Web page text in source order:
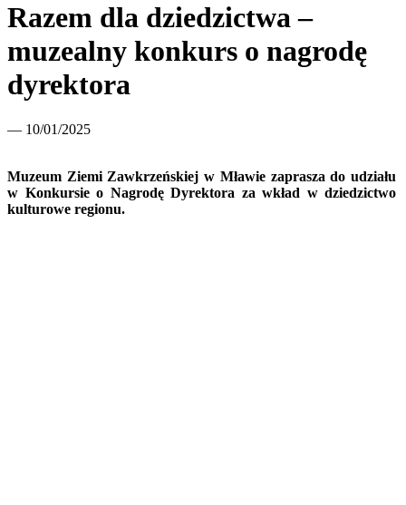
Razem dla dziedzictwa –
muzealny konkurs o nagrodę
dyrektora
— 10/01/2025
Muzeum Ziemi Zawkrzeńskiej w Mławie zaprasza do udziału
w Konkursie o Nagrodę Dyrektora za wkład w dziedzictwo
kulturowe regionu.